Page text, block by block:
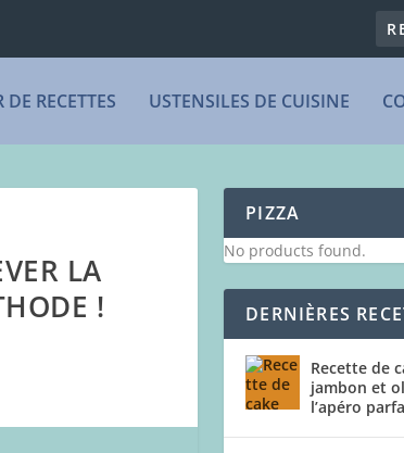
DE RECETTES USTENSILES DE CUISINE
LA
!
PIZZA
No products found.
DERNIÈRES
Recette de
jambon et
l’apéro